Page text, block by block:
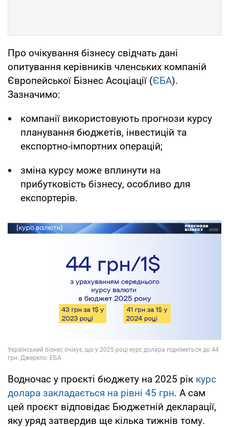
Про очікування бізнесу свідчать дані
опитування керівників членських компаній
Європейської Бізнес Асоціації (ЄБА).
Зазначимо:
компанії використовують прогнози курсу
планування бюджетів, інвестицій та
експортно-імпортних операцій;
зміна курсу може вплинути на
прибутковість бізнесу, особливо для
експортерів.
Водночас у проєкті бюджету на 2025 рік курс
долара закладається на рівні 45 грн. А сам
цей проєкт відповідає Бюджетній декларації,
яку уряд затвердив ще кілька тижнів тому.